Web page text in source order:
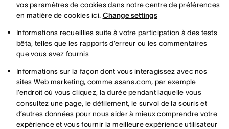
vos paramètres de cookies dans notre centre de préférences
en matière de cookies ici. Change settings
Informations recueillies suite à votre participation à des tests
bêta, telles que les rapports d’erreur ou les commentaires
que vous avez fournis
Informations sur la façon dont vous interagissez avec nos
sites Web marketing, comme asana.com, par exemple
l’endroit où vous cliquez, la durée pendant laquelle vous
consultez une page, le défilement, le survol de la souris et
d’autres données pour nous aider à mieux comprendre votre
expérience et vous fournir la meilleure expérience utilisateur